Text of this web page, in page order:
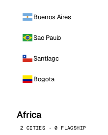
Buenos Aires
Sao Paulo
Santiago
Bogota
Africa
2 CITIES · 0 FLAGSHIP